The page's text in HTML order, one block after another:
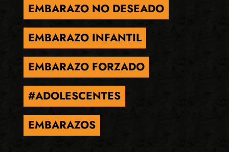
EMBARAZO NO DESEADO
EMBARAZO INFANTIL
EMBARAZO FORZADO
#ADOLESCENTES
EMBARAZOS